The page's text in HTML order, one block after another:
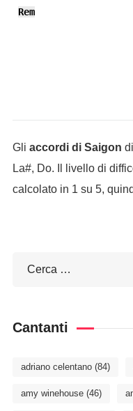
Rem
Gli accordi di Saigon di
La#, Do. Il livello di
calcolato in 1 su 5,
Cantanti
adriano celentano(84)
amy winehouse(46)